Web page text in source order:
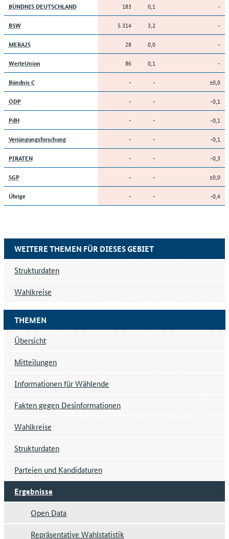
BÜNDNIS DEUTSCHLAND 183 0,1 -
BSW 5.314 3,2 -
MERA25 28 0,0 -
WerteUnion 86 0,1 -
Bündnis C - - ±0,0
ÖDP - - -0,1
PdH - - -0,1
Verjüngungsforschung - - -0,1
PIRATEN - - -0,3
SGP - - ±0,0
Übrige - - -0,4
THEMEN
Übersicht
Mitteilungen
Informationen für Wählende
Fakten gegen Desinformationen
Wahlkreise
Strukturdaten
Parteien und Kandidaturen
Ergebnisse
Open Data
Repräsentative Wahlstatistik
WEITERE THEMEN FÜR DIESES GEBIET
Strukturdaten
Wahlkreise